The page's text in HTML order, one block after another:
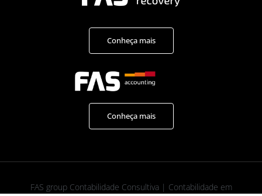
Conheça mais
Conheça mais
FAS group Contabilidade Consultiva | Contabilidade em